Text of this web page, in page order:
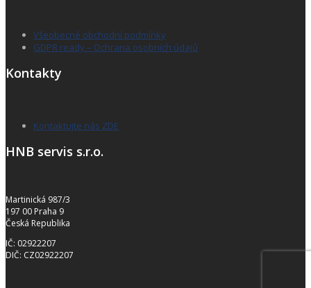
Všeobecné obchodní podmínky
GDPR ready – Ochrana osobních údajů
Kontakty
Kontaktujte nás ZDE
HNB servis s.r.o.
Martinická 987/3
197 00 Praha 9
Česká Republika
IČ: 02922207
DIČ: CZ02922207